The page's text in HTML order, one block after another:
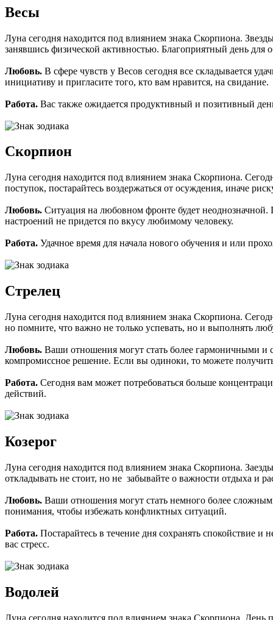
Весы
Луна сегодня находится под влиянием знака Скорпиона.
занявшись физической активностью. Благоприятный день
Любовь. В сфере чувств у Весов сегодня все складывается
инициативу и пригласите того, кто вам нравится, на свидание.
Работа. Вас также ожидается продуктивный и позитивный
Скорпион
Луна сегодня находится под влиянием знака Скорпиона.
поступок, постарайтесь воздержаться от осуждения, иначе
Любовь. Ситуация на любовном фронте будет
настроений не придется по вкусу любимому человеку.
Работа. Удачное время для начала нового обучения и или
Стрелец
Луна сегодня находится под влиянием знака Скорпиона.
но помните, что важно не только успевать, но и выполнять
Любовь. Ваши отношения могут стать более гармоничными и
компромиссное решение. Если вы одиноки, то можете
Работа. Сегодня вам может потребоваться больше
действий.
Козерог
Луна сегодня находится под влиянием знака Скорпиона.
откладывать не стоит, но не забывайте о важности отдыха и
Любовь. Ваши отношения могут стать немного более
понимания, чтобы избежать конфликтных ситуаций.
Работа. Постарайтесь в течение дня сохранять спокойствие
вас стресс.
Водолей
Луна сегодня находится под влиянием знака Скорпиона.